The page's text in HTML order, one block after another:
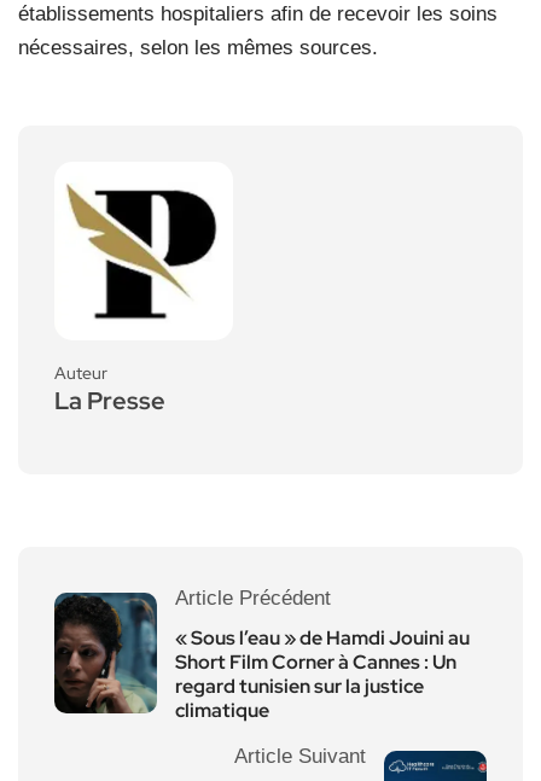
établissements hospitaliers afin de recevoir les soins
nécessaires, selon les mêmes sources.
Auteur
La Presse
Article Précédent
« Sous l’eau » de Hamdi Jouini au
Short Film Corner à Cannes : Un
regard tunisien sur la justice
climatique
Article Suivant